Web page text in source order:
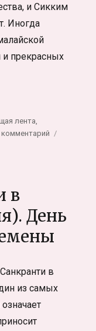
и Сикким
Иногда
и прекрасных
Сикким»
лента
комментарий
в
День
в
из самых